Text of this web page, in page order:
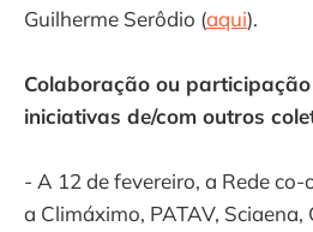
Guilherme Serôdio (aqui).
Colaboração ou
iniciativas de/com outros
- A 12 de fevereiro, a Rede
a Climáximo, PATAV, Sciaena,